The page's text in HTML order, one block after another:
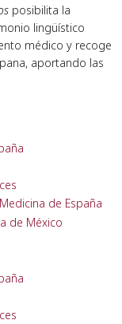
posibilita la
lingüístico
médico y recoge
aportando las